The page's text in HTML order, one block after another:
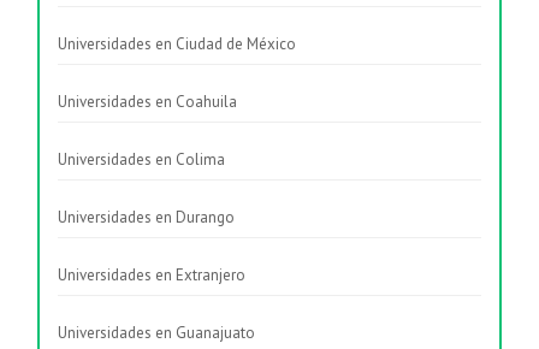
Universidades en Ciudad de México
Universidades en Coahuila
Universidades en Colima
Universidades en Durango
Universidades en Extranjero
Universidades en Guanajuato